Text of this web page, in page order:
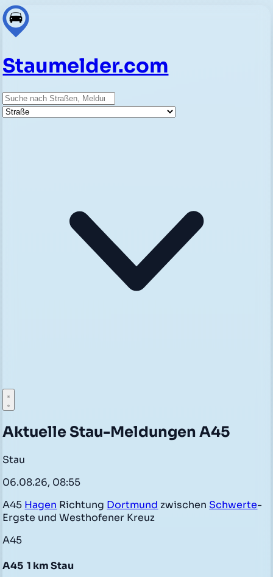
Staumelder.com
Suche
Straße
Aktuelle Stau-Meldungen A45
Stau
06.08.26, 08:55
A45 Hagen Richtung Dortmund zwischen Schwerte-
Ergste und Westhofener Kreuz
A45
A45 1 km Stau